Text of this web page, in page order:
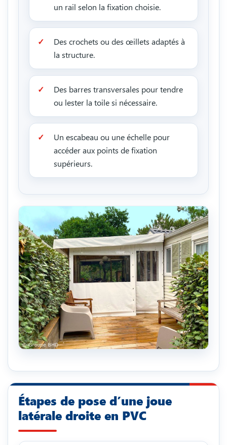
un rail selon la fixation choisie.
Des crochets ou des œillets adaptés à
la structure.
Des barres transversales pour tendre
ou lester la toile si nécessaire.
Un escabeau ou une échelle pour
accéder aux points de fixation
supérieurs.
Étapes de pose d’une joue
latérale droite en PVC